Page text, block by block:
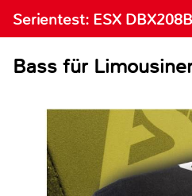
Serientest: ESX
Bass für